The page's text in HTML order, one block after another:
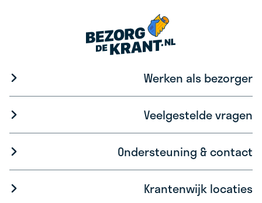
Werken als bezorger
Veelgestelde vragen
Ondersteuning & contact
Krantenwijk locaties